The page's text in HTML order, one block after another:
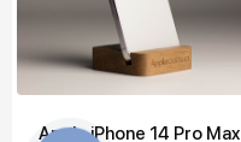
Apple iPhone 14 Pro Max